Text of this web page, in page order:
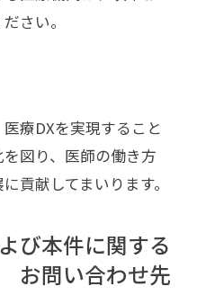
さい。
療DXを実現すること
図り、医師の働き方
貢献してまいります。
び本件に関する
お問い合わせ先